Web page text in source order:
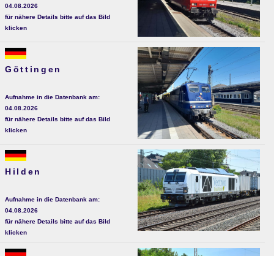
04.08.2026
für nähere Details bitte auf das Bild
klicken
Göttingen
Aufnahme in die Datenbank am:
04.08.2026
für nähere Details bitte auf das Bild
klicken
Hilden
Aufnahme in die Datenbank am:
04.08.2026
für nähere Details bitte auf das Bild
klicken